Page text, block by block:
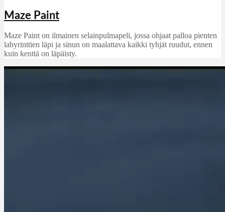
Maze Paint
Maze Paint on ilmainen selainpulmapeli, jossa ohjaat palloa pienten
labyrinttien läpi ja sinun on maalattava kaikki tyhjät ruudut, ennen
kuin kenttä on läpäisty.